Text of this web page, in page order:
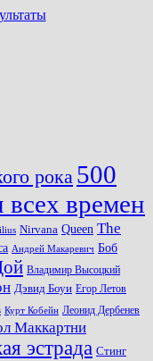
рока 500
времен
Nirvana Queen The
Андрей Макаревич Боб
Владимир Высоцкий
Дэвид Боуи Егор Летов
Курт Кобейн Леонид Дербенев
Маккартни
эстрада Стинг